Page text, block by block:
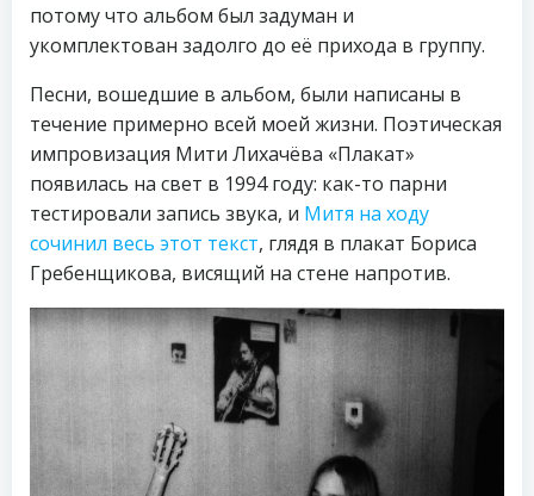
потому что альбом был задуман и
укомплектован задолго до её прихода в группу.
Песни, вошедшие в альбом, были написаны в
течение примерно всей моей жизни. Поэтическая
импровизация Мити Лихачёва «Плакат»
появилась на свет в 1994 году: как-то парни
тестировали запись звука, и Митя на ходу
сочинил весь этот текст, глядя в плакат Бориса
Гребенщикова, висящий на стене напротив.